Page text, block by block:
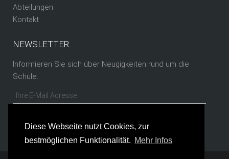
Diese Webseite nutzt Cookies, zur
bestmöglichen Funktionalität. Mehr Infos
Abteilungen
Kontakt
NEWSLETTER
Informieren Sie sich über Neugigkeiten rund um die
Schule.